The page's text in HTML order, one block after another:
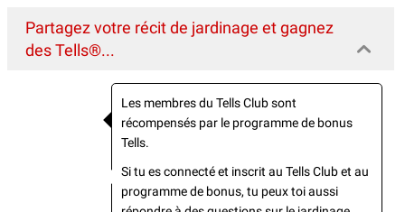
Partagez votre récit de jardinage et gagnez
des Tells®...
Les membres du Tells Club sont
récompensés par le programme de bonus
Tells.
Si tu es connecté et inscrit au Tells Club et au
programme de bonus, tu peux toi aussi